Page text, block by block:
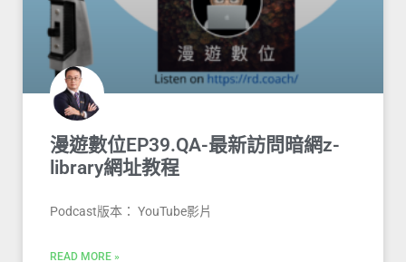
漫遊數位EP39.QA-最新訪問暗網z-
library網址教程
Podcast版本： YouTube影片
READ MORE »